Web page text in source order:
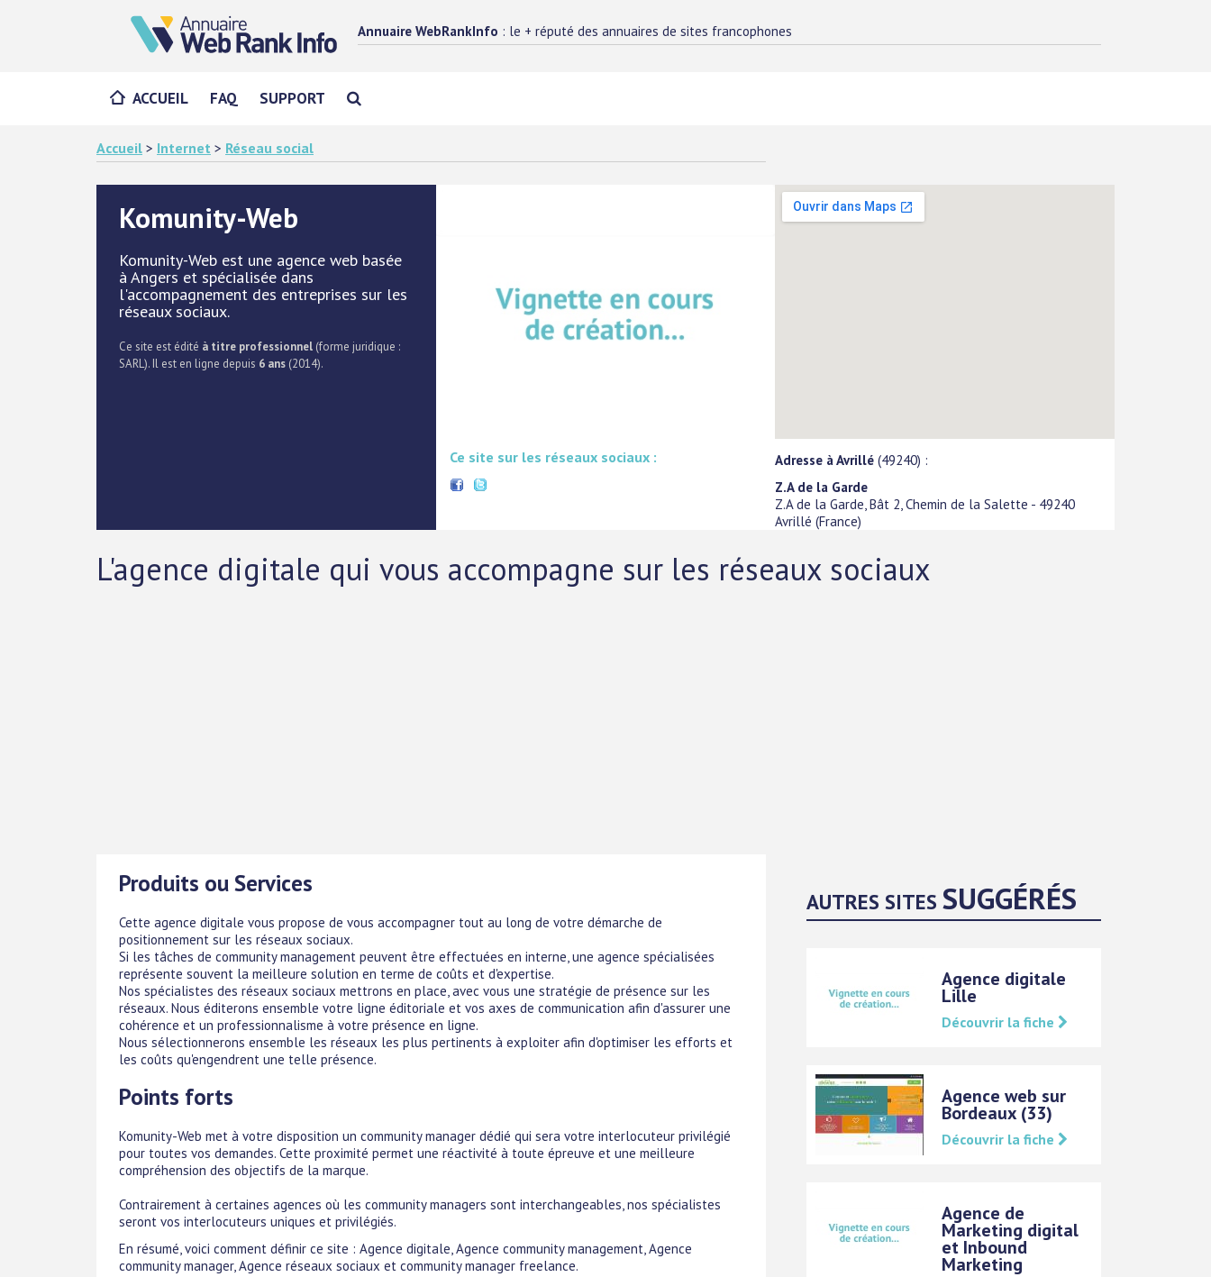
Annuaire WebRankInfo : le + réputé des annuaires de sites francophones
ACCUEIL FAQ SUPPORT
Accueil > Internet > Réseau social
Komunity-Web
Komunity-Web est une agence web basée
à Angers et spécialisée dans
l'accompagnement des entreprises sur les
réseaux sociaux.
Ce site est édité à titre professionnel (forme juridique :
SARL). Il est en ligne depuis 6 ans (2014).
Ce site sur les réseaux sociaux : Adresse à Avrillé (49240) :
Z.A de la Garde
Z.A de la Garde, Bât 2, Chemin de la Salette - 49240
Avrillé (France)
L'agence digitale qui vous accompagne sur les réseaux sociaux
Produits ou Services
Cette agence digitale vous propose de vous accompagner tout au long de votre démarche de
positionnement sur les réseaux sociaux.
Si les tâches de community management peuvent être effectuées en interne, une agence spécialisées
représente souvent la meilleure solution en terme de coûts et d'expertise.
Nos spécialistes des réseaux sociaux mettrons en place, avec vous une stratégie de présence sur les
réseaux. Nous éditerons ensemble votre ligne éditoriale et vos axes de communication afin d'assurer une
cohérence et un professionnalisme à votre présence en ligne.
Nous sélectionnerons ensemble les réseaux les plus pertinents à exploiter afin d'optimiser les efforts et
les coûts qu'engendrent une telle présence.
Points forts
Komunity-Web met à votre disposition un community manager dédié qui sera votre interlocuteur privilégié
pour toutes vos demandes. Cette proximité permet une réactivité à toute épreuve et une meilleure
compréhension des objectifs de la marque.
Contrairement à certaines agences où les community managers sont interchangeables, nos spécialistes
seront vos interlocuteurs uniques et privilégiés.
En résumé, voici comment définir ce site : Agence digitale, Agence community management, Agence
community manager, Agence réseaux sociaux et community manager freelance.
AUTRES SITESSUGGÉRÉS
Agence digitale
Lille
Découvrir la fiche
Agence web sur
Bordeaux (33)
Découvrir la fiche
Agence de
Marketing digital
et Inbound
Marketing